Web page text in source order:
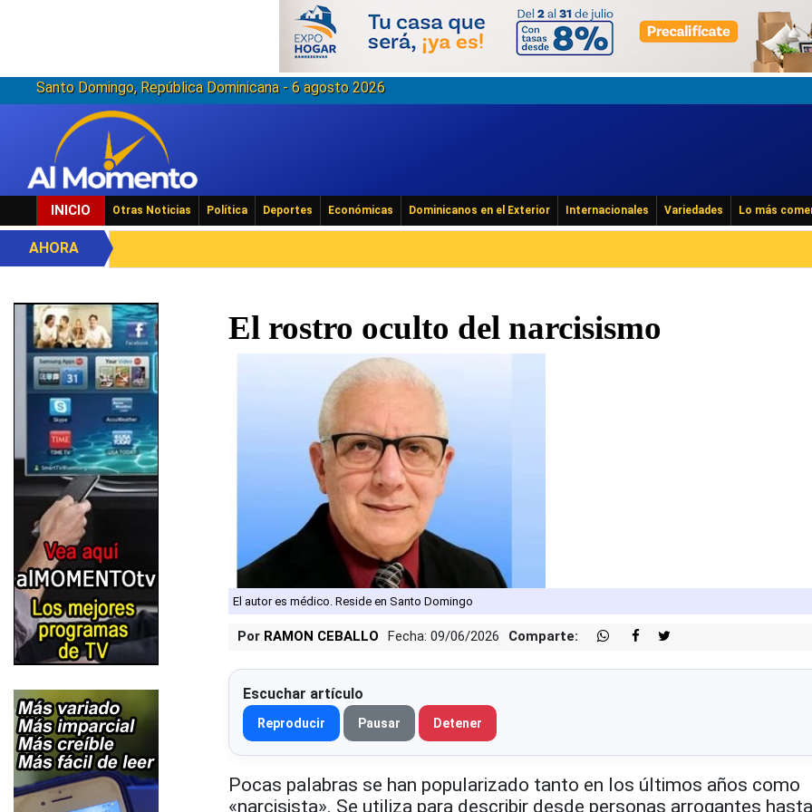
Santo Domingo, República Dominicana - 6 agosto 2026
INICIO Otras Noticias Política Deportes Económicas Dominicanos en el Exterior Internacionales Variedades Lo más
AHORA
El rostro oculto del narcisismo
El autor es médico. Reside en Santo Domingo
Por RAMON CEBALLO Fecha: 09/06/2026 Comparte:
Escuchar artículo
Reproducir Pausar Detener
Pocas palabras se han popularizado tanto en los últimos años como
«narcisista». Se utiliza para describir desde personas arrogantes hasta